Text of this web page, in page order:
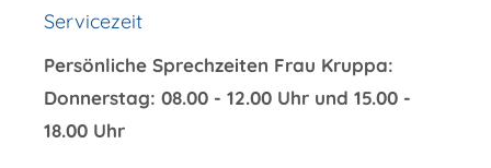
Servicezeit
Persönliche Sprechzeiten Frau Kruppa:
Donnerstag: 08.00 - 12.00 Uhr und 15.00 -
18.00 Uhr